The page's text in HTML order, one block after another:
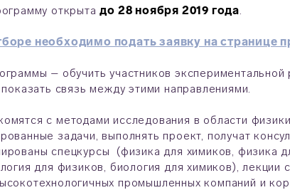
открытадо 28 ноября 2019 года.
необходимо подать заявку на странице
– обучить участников
связь между этими направлениями.
с методами исследования в области
задачи, выполнять проект, получат
спецкурсы (физика для химиков, физика
для физиков, биология для химиков), лекции
промышленных компаний и